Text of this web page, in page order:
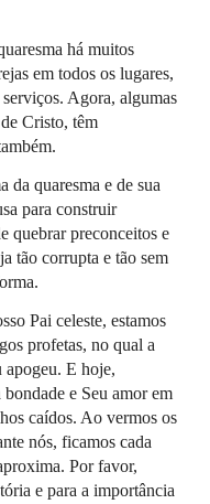
há muitos
em todos os lugares,
Agora, algumas
Cristo, têm
da quaresma e de sua
para construir
quebrar preconceitos e
tão corrupta e tão sem
Pai celeste, estamos
profetas, no qual a
apogeu. E hoje,
e Seu amor em
caídos. Ao vermos os
nós, ficamos cada
Por favor,
e para a importância